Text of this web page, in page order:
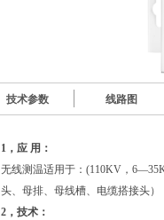
技术参数 线路图
1，应 用：
无线测温适用于：(110KV，
头、母排、母线槽、电缆搭接头）
2，技术：